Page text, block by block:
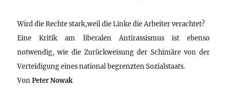
Wird die Rechte stark,weil die Linke die Arbeiter verachtet?
Eine Kritik am liberalen Antirassismus ist ebenso
notwendig, wie die Zurückweisung der Schimäre von der
Verteidigung eines national begrenzten Sozialstaats.
VonPeter Nowak